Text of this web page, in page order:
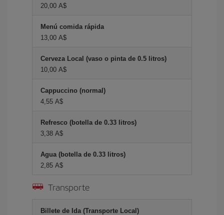
20,00 A$
Menú comida rápida
13,00 A$
Cerveza Local (vaso o pinta de 0.5 litros)
10,00 A$
Cappuccino (normal)
4,55 A$
Refresco (botella de 0.33 litros)
3,38 A$
Agua (botella de 0.33 litros)
2,85 A$
Transporte
Billete de Ida (Transporte Local)